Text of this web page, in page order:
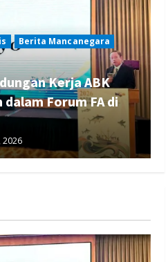
Berita Mancanegara
Kerja ABK
Forum FA di
2026
Sosial dan Budaya